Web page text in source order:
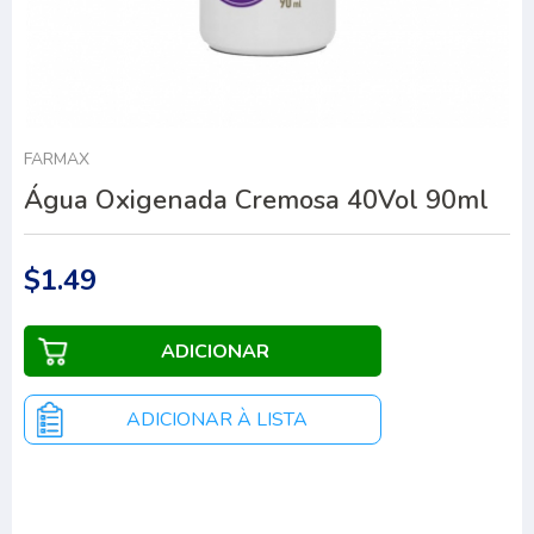
FARMAX
Água Oxigenada Cremosa 40Vol 90ml
$1.49